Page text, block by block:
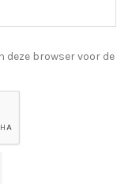
deze browser voor de